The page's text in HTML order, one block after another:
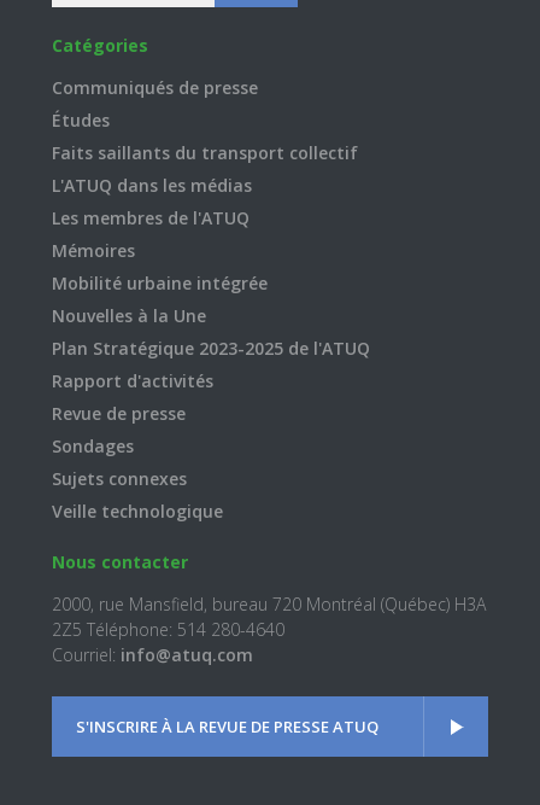
Catégories
Communiqués de presse
Études
Faits saillants du transport collectif
L'ATUQ dans les médias
Les membres de l'ATUQ
Mémoires
Mobilité urbaine intégrée
Nouvelles à la Une
Plan Stratégique 2023-2025 de l'ATUQ
Rapport d'activités
Revue de presse
Sondages
Sujets connexes
Veille technologique
Nous contacter
2000, rue Mansfield, bureau 720 Montréal (Québec) H3A
2Z5 Téléphone: 514 280-4640
Courriel: info@atuq.com
S'INSCRIRE À LA REVUE DE PRESSE ATUQ